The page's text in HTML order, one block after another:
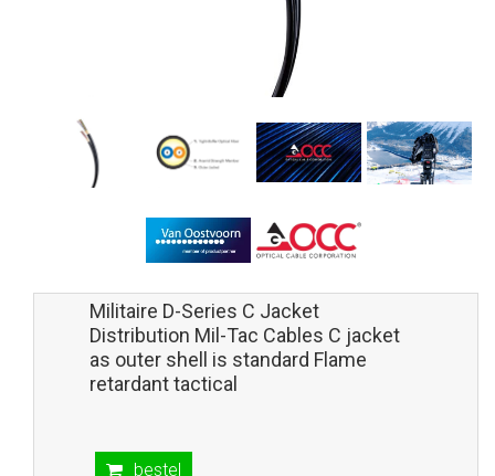
Militaire D-Series C Jacket
Distribution Mil-Tac Cables C jacket
as outer shell is standard Flame
retardant tactical
bestel